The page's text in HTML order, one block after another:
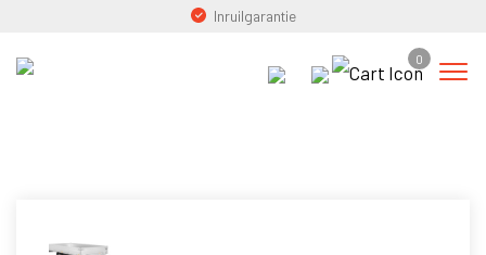
0
Inruilgarantie
» Plateauwagens
SARIS PL 406 204 3500 2